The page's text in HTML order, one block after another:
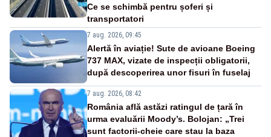
Ce se schimbă pentru șoferi și
transportatori
7 aug. 2026, 09:45
Alertă în aviație! Sute de avioane Boeing
737 MAX, vizate de inspecții obligatorii,
după descoperirea unor fisuri în fuselaj
7 aug. 2026, 08:42
România află astăzi ratingul de țară în
urma evaluării Moody’s. Bolojan: „Trei
sunt factorii-cheie care stau la baza